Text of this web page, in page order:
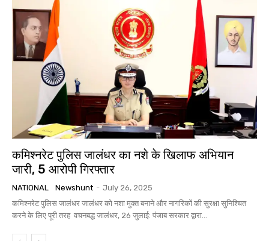
कमिश्नरेट पुलिस जालंधर का नशे के खिलाफ अभियान
जारी, 5 आरोपी गिरफ्तार
NATIONAL Newshunt - July 26, 2025
कमिश्नरेट पुलिस जालंधर जालंधर को नशा मुक्त बनाने और नागरिकों की सुरक्षा सुनिश्चित
करने के लिए पूरी तरह वचनबद्ध जालंधर, 26 जुलाई: पंजाब सरकार द्वारा...